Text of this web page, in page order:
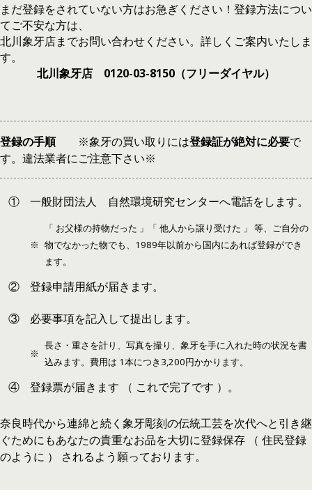
まだ登録をされていない方はお急ぎください！登録方法につい
てご不安な方は、
北川象牙店までお問い合わせください。詳しくご案内いたしま
す。
北川象牙店 0120-03-8150（フリーダイヤル）
登録の手順 ※象牙の買い取りには登録証が絶対に必要で
す。違法業者にご注意下さい※
① 一般財団法人 自然環境研究センターへ電話をします。
※
「 お父様の持物だった 」「 他人から譲り受けた 」 等、ご自分の
物でなかった物でも、1989年以前から国内にあれば登録ができ
ます。
② 登録申請用紙が届きます。
③ 必要事項を記入して提出します。
※
長さ・重さを計り、写真を撮り、象牙を手に入れた時の状況を書
込みます。費用は 1本につき3,200円かかります。
④ 登録票が届きます （ これで完了です ）。
奈良時代から連綿と続く象牙彫刻の伝統工芸を次代へと引き継
ぐためにもあなたの貴重なお品を大切に登録保存 （ 住民登録
のように ） されるよう願っております。